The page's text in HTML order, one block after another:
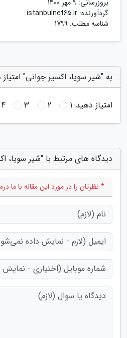
بروزرسانی: 9 مهر 1400
گردآورنده: istanbulnet65.ir
شناسه مطلب: 1799
به "شیر سویا، اکسیر جوانی"
امتیاز دهید:1
2
3
4
دیدگاه های مرتبط با "شیر سویا،
* نظرتان را در مورد این مقاله با ما